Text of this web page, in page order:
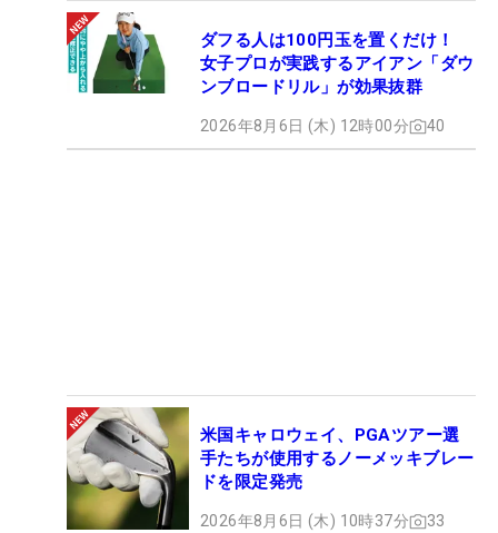
ダフる人は100円玉を置くだけ！
女子プロが実践するアイアン「ダウ
ンブロードリル」が効果抜群
2026年8月6日 (木) 12時00分 40
米国キャロウェイ、PGAツアー選
手たちが使用するノーメッキブレー
ドを限定発売
2026年8月6日 (木) 10時37分 33